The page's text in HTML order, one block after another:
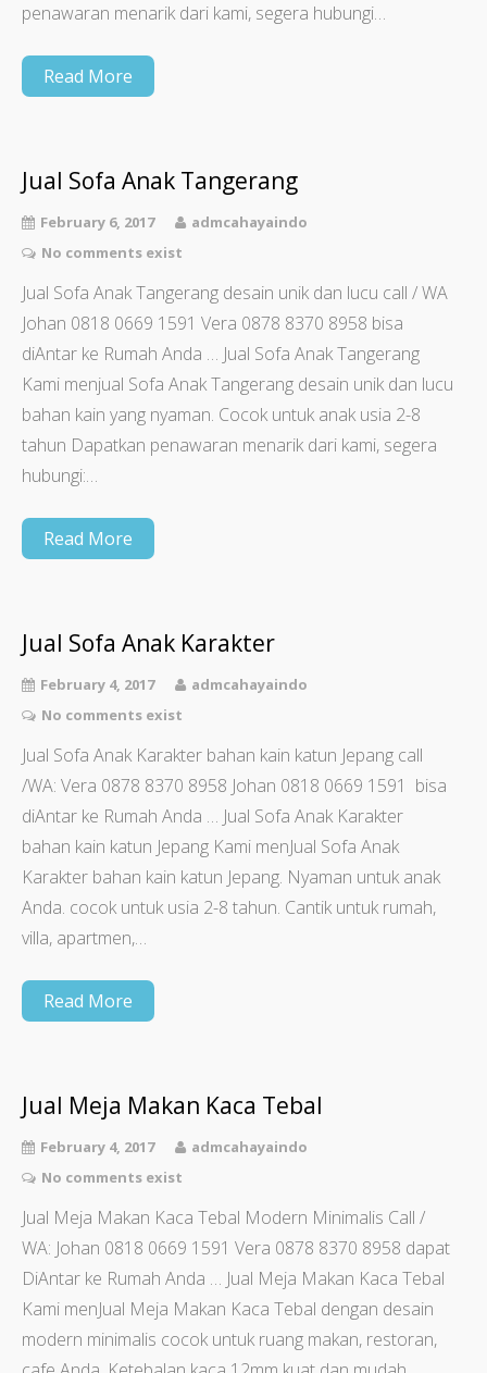
penawaran menarik dari kami, segera hubungi…
Read More
Jual Sofa Anak Tangerang
February 6, 2017
admcahayaindo
No comments exist
Jual Sofa Anak Tangerang desain unik dan lucu call / WA
Johan 0818 0669 1591 Vera 0878 8370 8958 bisa
diAntar ke Rumah Anda … Jual Sofa Anak Tangerang
Kami menjual Sofa Anak Tangerang desain unik dan lucu
bahan kain yang nyaman. Cocok untuk anak usia 2-8
tahun Dapatkan penawaran menarik dari kami, segera
hubungi:…
Read More
Jual Sofa Anak Karakter
February 4, 2017
admcahayaindo
No comments exist
Jual Sofa Anak Karakter bahan kain katun Jepang call
/WA: Vera 0878 8370 8958 Johan 0818 0669 1591 bisa
diAntar ke Rumah Anda … Jual Sofa Anak Karakter
bahan kain katun Jepang Kami menJual Sofa Anak
Karakter bahan kain katun Jepang. Nyaman untuk anak
Anda. cocok untuk usia 2-8 tahun. Cantik untuk rumah,
villa, apartmen,…
Read More
Jual Meja Makan Kaca Tebal
February 4, 2017
admcahayaindo
No comments exist
Jual Meja Makan Kaca Tebal Modern Minimalis Call /
WA: Johan 0818 0669 1591 Vera 0878 8370 8958 dapat
DiAntar ke Rumah Anda … Jual Meja Makan Kaca Tebal
Kami menJual Meja Makan Kaca Tebal dengan desain
modern minimalis cocok untuk ruang makan, restoran,